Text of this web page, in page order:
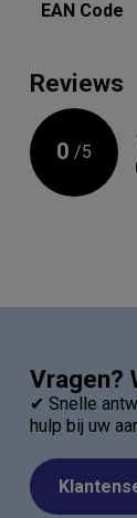
EAN Code
Reviews
0 /5
Vragen?
✔ Snelle
hulp bij uw